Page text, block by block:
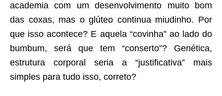
academia com um desenvolvimento muito bom
das coxas, mas o glúteo continua miudinho. Por
que isso acontece? E aquela “covinha” ao lado do
bumbum, será que tem “conserto”? Genética,
estrutura corporal seria a “justificativa” mais
simples para tudo isso, correto?